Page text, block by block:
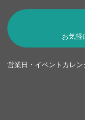
お気軽
営業日・イベントカレン